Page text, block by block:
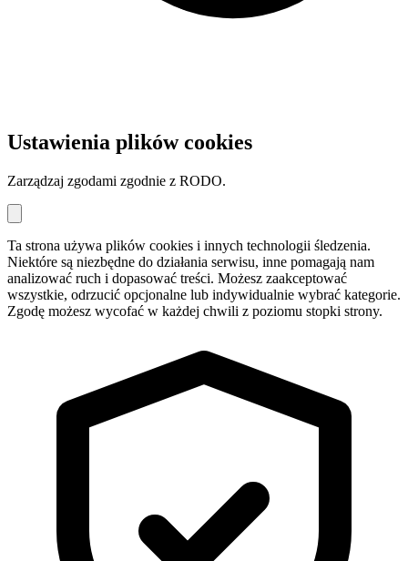
Ustawienia plików cookies
Zarządzaj zgodami zgodnie z RODO.
Ta strona używa plików cookies i innych technologii śledzenia.
Niektóre są niezbędne do działania serwisu, inne pomagają nam
analizować ruch i dopasować treści. Możesz zaakceptować
wszystkie, odrzucić opcjonalne lub indywidualnie wybrać kategorie.
Zgodę możesz wycofać w każdej chwili z poziomu stopki strony.